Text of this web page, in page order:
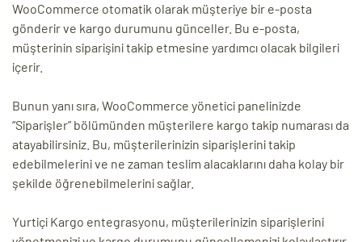
WooCommerce otomatik olarak müşteriye bir e-posta
gönderir ve kargo durumunu günceller. Bu e-posta,
müşterinin siparişini takip etmesine yardımcı olacak bilgileri
içerir.
Bunun yanı sıra, WooCommerce yönetici panelinizde
“Siparişler” bölümünden müşterilere kargo takip numarası da
atayabilirsiniz. Bu, müşterilerinizin siparişlerini takip
edebilmelerini ve ne zaman teslim alacaklarını daha kolay bir
şekilde öğrenebilmelerini sağlar.
Yurtiçi Kargo entegrasyonu, müşterilerinizin siparişlerini